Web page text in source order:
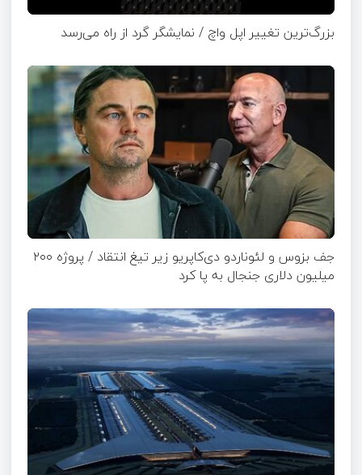
بزرگ‌ترین تغییر اپل واچ / نمایشگر گرد از راه می‌رسد
جف بزوس و لئوناردو دی‌کاپریو زیر تیغ انتقاد / پروژه ۲۰۰
میلیون دلاری جنجال به پا کرد